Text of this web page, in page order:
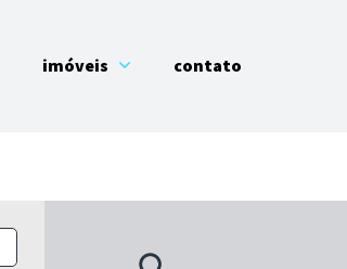
imóveis contato